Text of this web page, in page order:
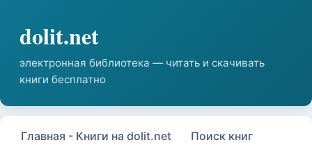
Главная - Книги на dolit.net
Поиск книг